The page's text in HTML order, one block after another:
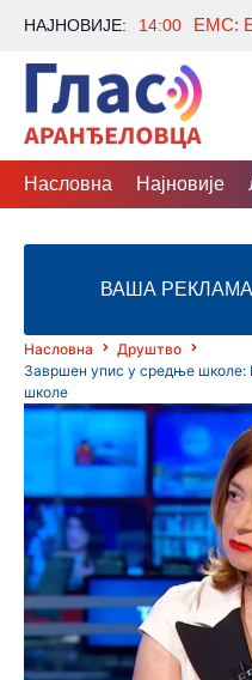
НАЈНОВИЈЕ: 14:00
Насловна Најновије
ВАША
Насловна
Друштво
Завршен упис у средње школе:
школе